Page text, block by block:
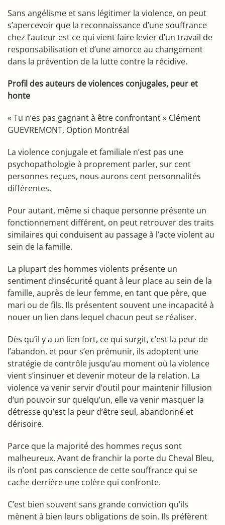
Sans angélisme et sans légitimer la violence, on peut
s’apercevoir que la reconnaissance d’une souffrance
chez l’auteur est ce qui vient faire levier d’un travail de
responsabilisation et d’une amorce au changement
dans la prévention de la lutte contre la récidive.
Profil des auteurs de violences conjugales, peur et
honte
« Tu n’es pas gagnant à être confrontant » Clément
GUEVREMONT, Option Montréal
La violence conjugale et familiale n’est pas une
psychopathologie à proprement parler, sur cent
personnes reçues, nous aurons cent personnalités
différentes.
Pour autant, même si chaque personne présente un
fonctionnement différent, on peut retrouver des traits
similaires qui conduisent au passage à l’acte violent au
sein de la famille.
La plupart des hommes violents présente un
sentiment d’insécurité quant à leur place au sein de la
famille, auprès de leur femme, en tant que père, que
mari ou de fils. Ils présentent souvent une incapacité à
nouer un lien dans lequel chacun peut se réaliser.
Dès qu’il y a un lien fort, ce qui surgit, c’est la peur de
l’abandon, et pour s’en prémunir, ils adoptent une
stratégie de contrôle jusqu’au moment où la violence
vient s’insinuer et devenir moteur de la relation. La
violence va venir servir d’outil pour maintenir l’illusion
d’un pouvoir sur quelqu’un, elle va venir masquer la
détresse qu’est la peur d’être seul, abandonné et
dérisoire.
Parce que la majorité des hommes reçus sont
malheureux. Avant de franchir la porte du Cheval Bleu,
ils n’ont pas conscience de cette souffrance qui se
cache derrière une colère qui confronte.
C’est bien souvent sans grande conviction qu’ils
mènent à bien leurs obligations de soin. Ils préfèrent